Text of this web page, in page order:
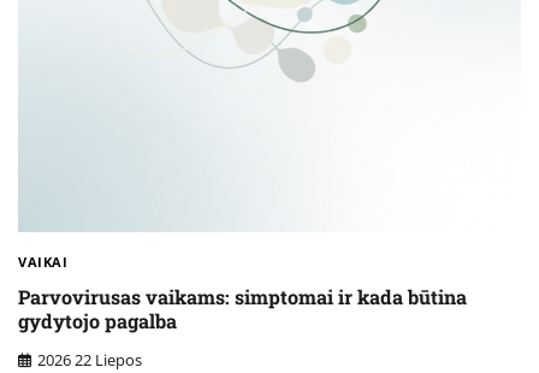
VAIKAI
Parvovirusas vaikams: simptomai ir kada būtina
gydytojo pagalba
2026 22 Liepos